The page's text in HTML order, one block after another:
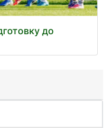
до